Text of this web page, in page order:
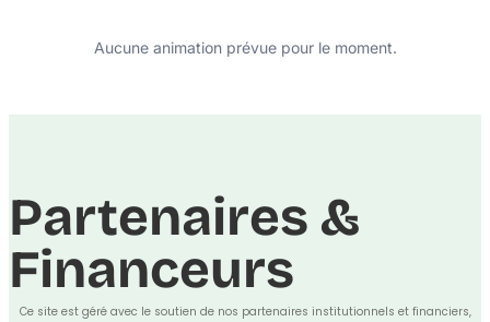
Aucune animation prévue pour le moment.
Partenaires &
Financeurs
Ce site est géré avec le soutien de nos partenaires institutionnels et financiers,